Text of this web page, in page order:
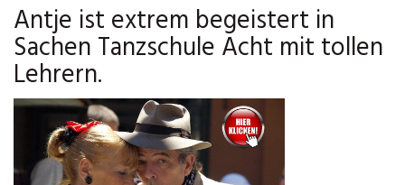
Antje ist extrem begeistert in
Sachen Tanzschule Acht mit tollen
Lehrern.